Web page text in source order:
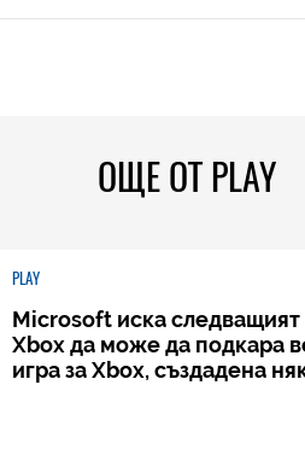
ОЩЕ ОТ PLAY
PLAY
Microsoft иска следващият
Xbox да може да подкара
игра за Xbox, създадена